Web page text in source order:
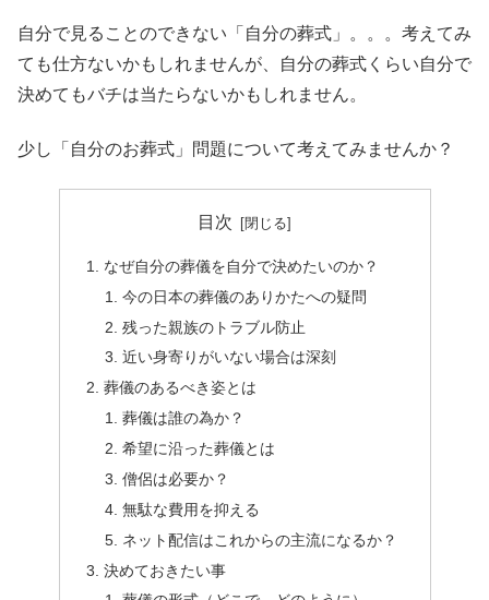
自分で見ることのできない「自分の葬式」。。。考えてみ
ても仕方ないかもしれませんが、自分の葬式くらい自分で
決めてもバチは当たらないかもしれません。
少し「自分のお葬式」問題について考えてみませんか？
目次
なぜ自分の葬儀を自分で決めたいのか？
今の日本の葬儀のありかたへの疑問
残った親族のトラブル防止
近い身寄りがいない場合は深刻
葬儀のあるべき姿とは
葬儀は誰の為か？
希望に沿った葬儀とは
僧侶は必要か？
無駄な費用を抑える
ネット配信はこれからの主流になるか？
決めておきたい事